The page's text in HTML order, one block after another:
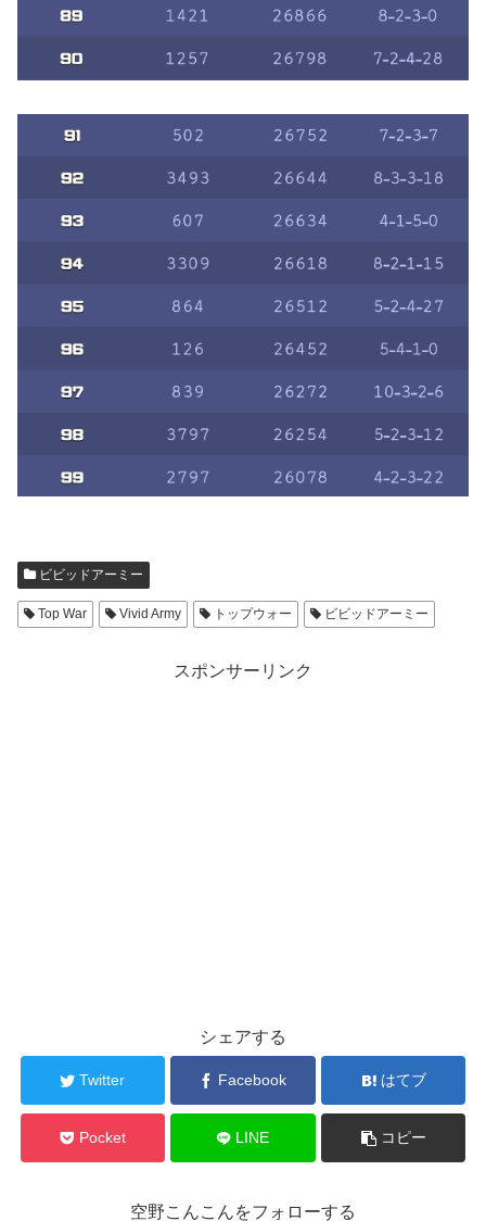
ビビッドアーミー
Top War Vivid Army トップウォー ビビッドアーミー
スポンサーリンク
シェアする
Twitter Facebook はてブ
Pocket LINE コピー
空野こんこんをフォローする